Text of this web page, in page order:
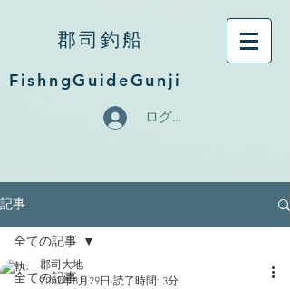
郡司釣船
FishngGuideGunji
ログイン
記事
全ての記事
全ての記事
郡司大地
2022年8月29日 読了時間: 3分